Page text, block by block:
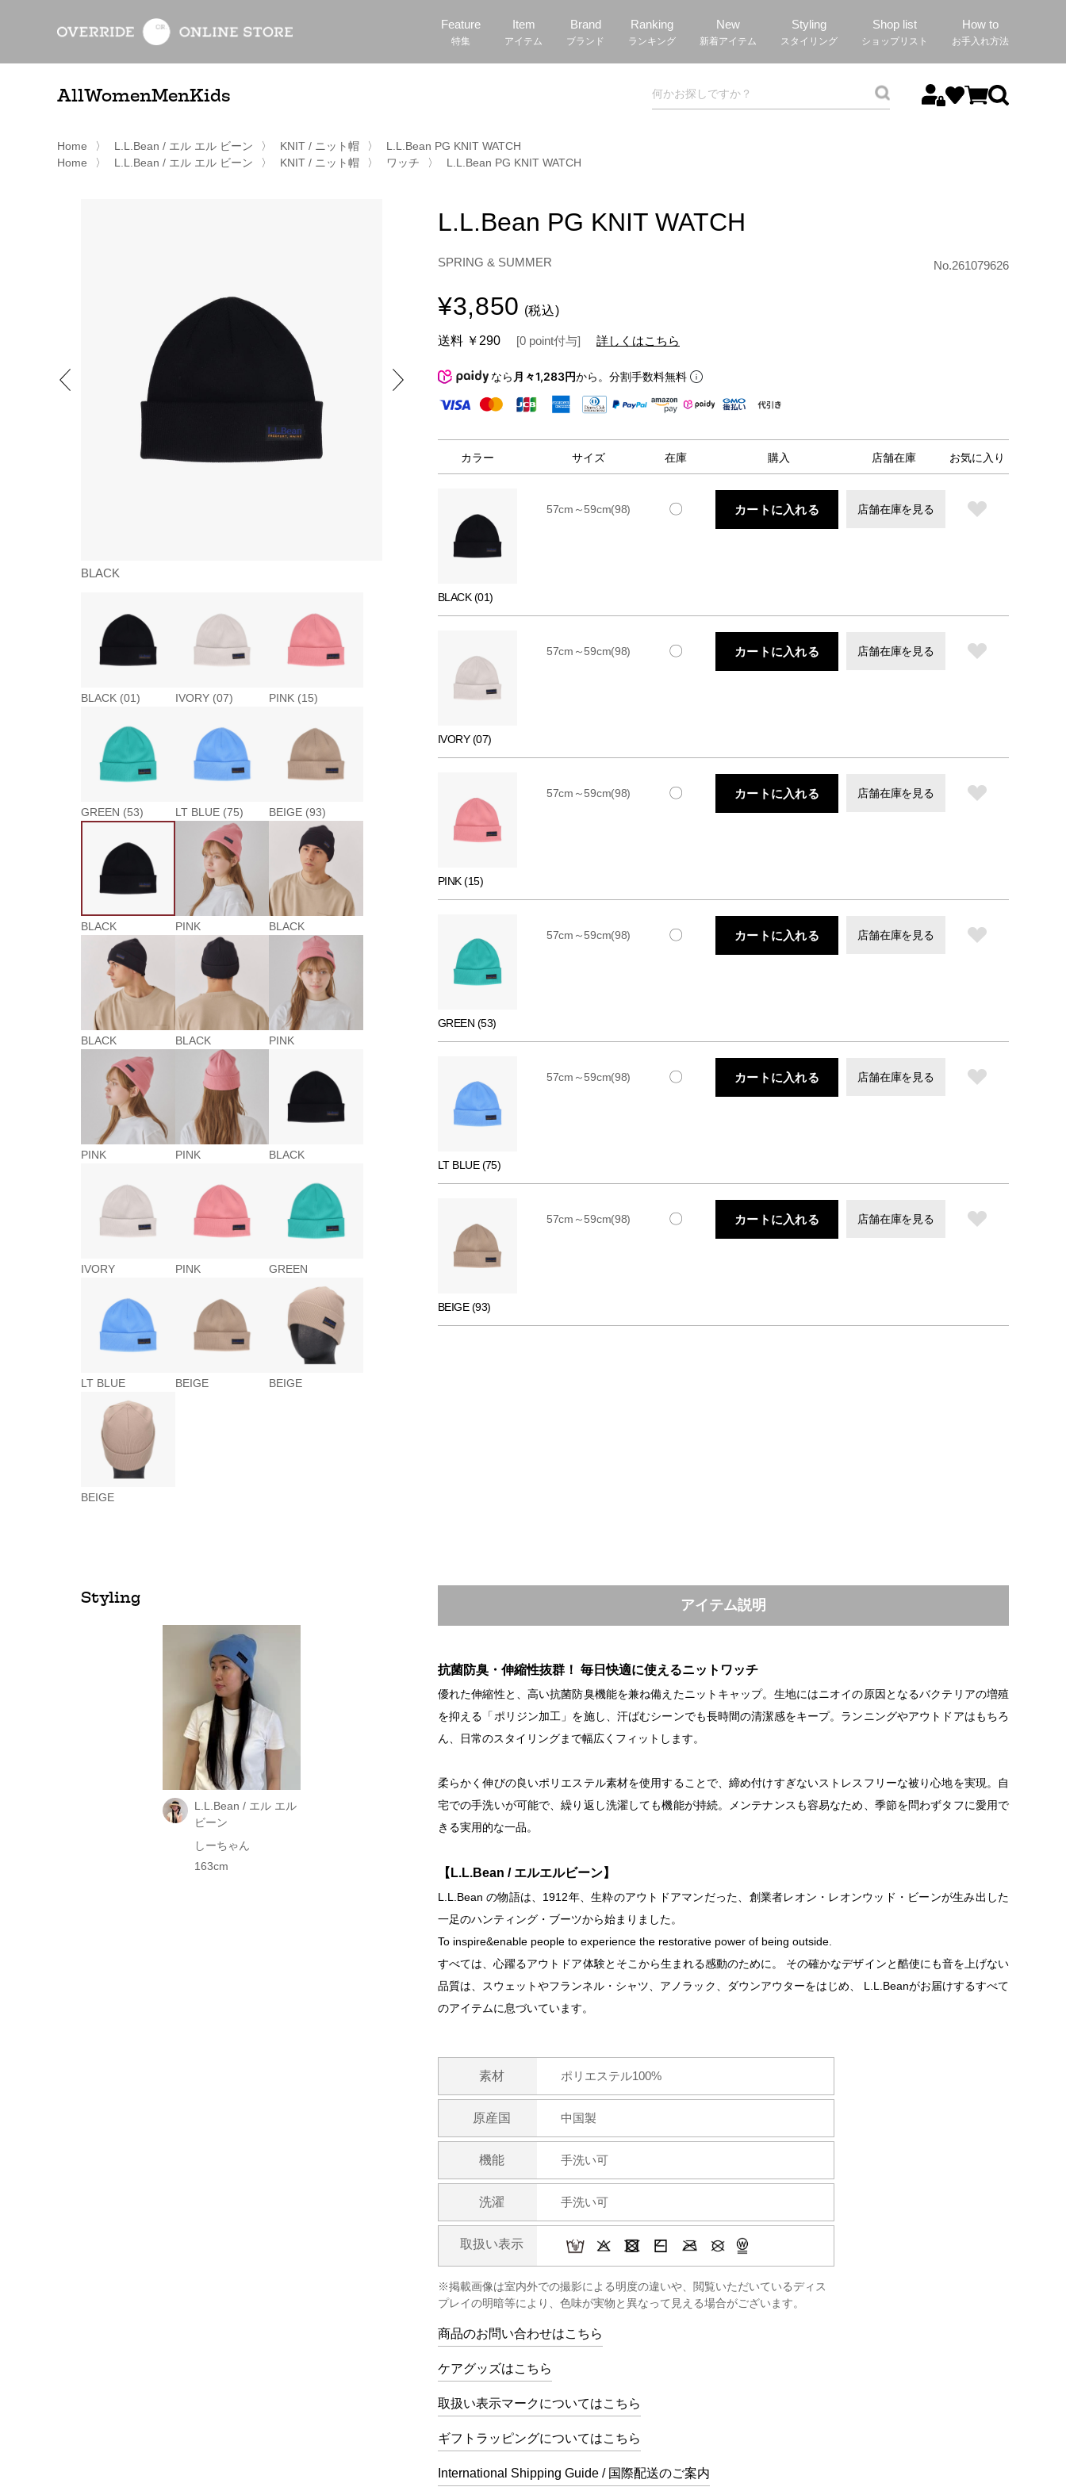
Feature
特集
Item
アイテム
Brand
ブランド
Ranking
ランキング
New
新着アイテム
Styling
スタイリング
Shop list
ショップリスト
How to
お手入れ方法
AllWomenMenKids
Home 〉 L.L.Bean / エル エル ビーン 〉 KNIT / ニット帽 〉
L.L.Bean PG KNIT WATCH
Home
〉 L.L.Bean / エル エル ビーン 〉 KNIT / ニット帽 〉 ワッチ 〉 L.L.Bean PG KNIT WATCH
BLACK
BLACK (01) IVORY (07) PINK (15)
GREEN (53) LT BLUE (75) BEIGE (93)
BLACK PINK BLACK
BLACK BLACK PINK
PINK PINK BLACK
IVORY PINK GREEN
LT BLUE BEIGE BEIGE
BEIGE
L.L.Bean PG KNIT WATCH
SPRING & SUMMER No.261079626
¥3,850 (税込)
送料 ￥290 [0 point付与] 詳しくはこちら
なら 月々1,283円から。分割手数料無料
カラー サイズ 在庫 購入 店舗在庫 お気に入り
BLACK (01)
57cm～59cm(98) 〇 カートに入れる 店舗在庫を見る
IVORY (07)
57cm～59cm(98) 〇 カートに入れる 店舗在庫を見る
PINK (15)
57cm～59cm(98) 〇 カートに入れる 店舗在庫を見る
GREEN (53)
57cm～59cm(98) 〇 カートに入れる 店舗在庫を見る
LT BLUE (75)
57cm～59cm(98) 〇 カートに入れる 店舗在庫を見る
BEIGE (93)
57cm～59cm(98) 〇 カートに入れる 店舗在庫を見る
Styling
L.L.Bean / エル エル
ビーン
しーちゃん
163cm
アイテム説明
抗菌防臭・伸縮性抜群！ 毎日快適に使えるニットワッチ
優れた伸縮性と、高い抗菌防臭機能を兼ね備えたニットキャップ。生地にはニオイの原因となるバクテリアの増殖
を抑える「ポリジン加工」を施し、汗ばむシーンでも長時間の清潔感をキープ。ランニングやアウトドアはもちろ
ん、日常のスタイリングまで幅広くフィットします。
柔らかく伸びの良いポリエステル素材を使用することで、締め付けすぎないストレスフリーな被り心地を実現。自
宅での手洗いが可能で、繰り返し洗濯しても機能が持続。メンテナンスも容易なため、季節を問わずタフに愛用で
きる実用的な一品。
【L.L.Bean / エルエルビーン】
L.L.Bean の物語は、1912年、生粋のアウトドアマンだった、創業者レオン・レオンウッド・ビーンが生み出した
一足のハンティング・ブーツから始まりました。
To inspire&enable people to experience the restorative power of being outside.
すべては、心躍るアウトドア体験とそこから生まれる感動のために。 その確かなデザインと酷使にも音を上げない
品質は、スウェットやフランネル・シャツ、アノラック、ダウンアウターをはじめ、 L.L.Beanがお届けするすべて
のアイテムに息づいています。
素材 ポリエステル100%
原産国 中国製
機能 手洗い可
洗濯 手洗い可
取扱い表示
※掲載画像は室内外での撮影による明度の違いや、閲覧いただいているディス
プレイの明暗等により、色味が実物と異なって見える場合がございます。
商品のお問い合わせはこちら
ケアグッズはこちら
取扱い表示マークについてはこちら
ギフトラッピングについてはこちら
International Shipping Guide / 国際配送のご案内